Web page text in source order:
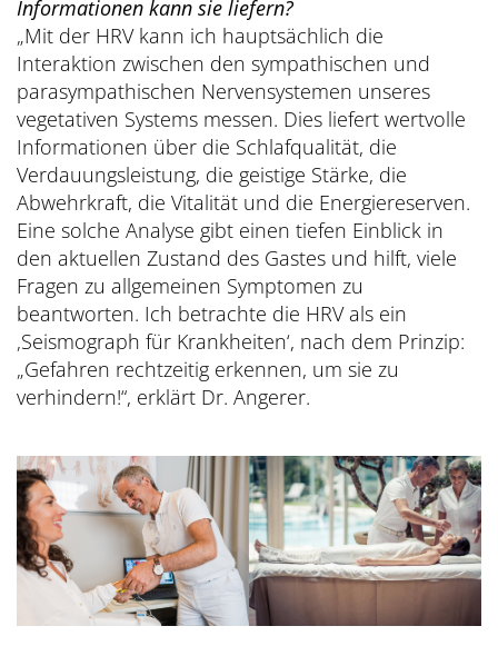
Informationen kann sie liefern?
„Mit der HRV kann ich hauptsächlich die
Interaktion zwischen den sympathischen und
parasympathischen Nervensystemen unseres
vegetativen Systems messen. Dies liefert wertvolle
Informationen über die Schlafqualität, die
Verdauungsleistung, die geistige Stärke, die
Abwehrkraft, die Vitalität und die Energiereserven.
Eine solche Analyse gibt einen tiefen Einblick in
den aktuellen Zustand des Gastes und hilft, viele
Fragen zu allgemeinen Symptomen zu
beantworten. Ich betrachte die HRV als ein
‚Seismograph für Krankheiten‘, nach dem Prinzip:
„Gefahren rechtzeitig erkennen, um sie zu
verhindern!“, erklärt Dr. Angerer.